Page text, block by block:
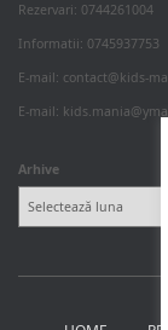
Rezervari: 0744261004
Informatii: 0745937753
E-mail: contact@kids-
E-mail:
Arhive
PETRECERI
NUNTA
BANCHETE